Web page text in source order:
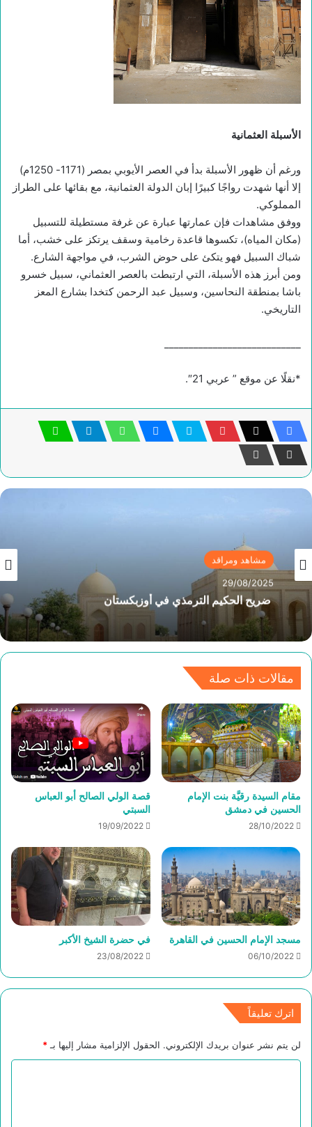
الأسبلة العثمانية
ورغم أن ظهور الأسبلة بدأ في العصر الأيوبي بمصر (1171- 1250م)
إلا أنها شهدت رواجًا كبيرًا إبان الدولة العثمانية، مع بقائها على الطراز
المملوكي.
ووفق مشاهدات فإن عمارتها عبارة عن غرفة مستطيلة للتسبيل
(مكان المياه)، تكسوها قاعدة رخامية وسقف يرتكز على خشب، أما
شباك السبيل فهو يتكئ على حوض الشرب، في مواجهة الشارع.
ومن أبرز هذه الأسبلة، التي ارتبطت بالعصر العثماني، سبيل خسرو
باشا بمنطقة النحاسين، وسبيل عبد الرحمن كتخدا بشارع المعز
التاريخي.
*نقلًا عن موقع ” عربي 21″.
مشاهد ومراقد
29/08/2025
ضريح الحكيم الترمذي في أوزبكستان
مشاهد ومراقد
08/05/2025
مقالات ذات صلة
مقام السيدة رقيَّة بنت الإمام
الحسين في دمشق
28/10/2022
قصة الولي الصالح أبو العباس
السبتي
19/09/2022
مسجد الإمام الحسين في القاهرة
06/10/2022
في حضرة الشيخ الأكبر
23/08/2022
اترك تعليقاً
لن يتم نشر عنوان بريدك الإلكتروني. الحقول الإلزامية مشار إليها بـ *